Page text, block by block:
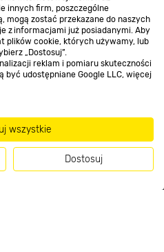
innych firm, poszczególne
mogą zostać przekazane do naszych
z informacjami już posiadanymi. Aby
plików cookie, których używamy, lub
„Dostosuj”.
reklam i pomiaru skuteczności
być udostępniane Google LLC, więcej
wszystkie
Dostosuj